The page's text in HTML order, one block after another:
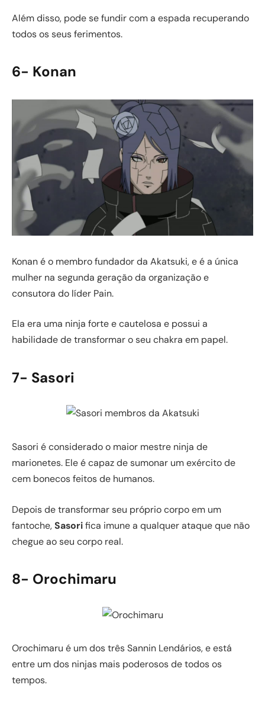
Além disso, pode se fundir com a espada recuperando
todos os seus ferimentos.
6- Konan
Konan é o membro fundador da Akatsuki, e é a única
mulher na segunda geração da organização e
consutora do líder Pain.
Ela era uma ninja forte e cautelosa e possui a
habilidade de transformar o seu chakra em papel.
7- Sasori
Sasori é considerado o maior mestre ninja de
marionetes. Ele é capaz de sumonar um exército de
cem bonecos feitos de humanos.
Depois de transformar seu próprio corpo em um
fantoche,Sasorifica imune a qualquer ataque que não
chegue ao seu corpo real.
8- Orochimaru
Orochimaru é um dos três Sannin Lendários, e está
entre um dos ninjas mais poderosos de todos os
tempos.